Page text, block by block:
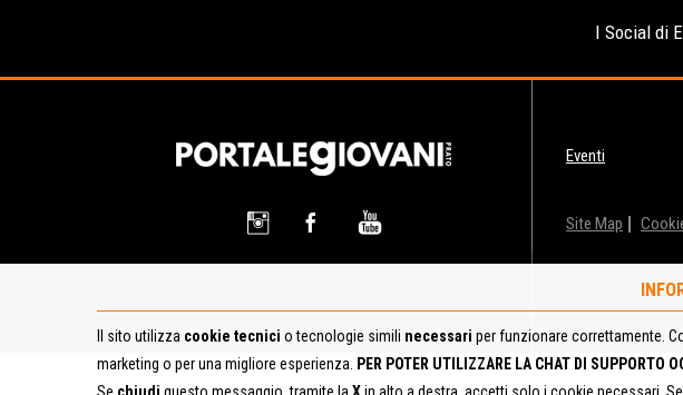
I Social di
Eventi
Site Map
Il sito utilizza cookie tecnici o tecnologie simili necessari per funzionare correttamente.
marketing o per una migliore esperienza.
PER POTER UTILIZZARE LA CHAT DI SUPPORTO